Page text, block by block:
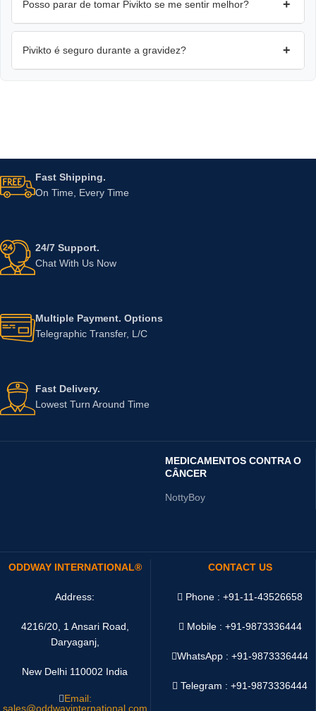
Posso parar de tomar Pivikto se me sentir melhor? +
Pivikto é seguro durante a gravidez? +
Fast Shipping.
On Time, Every Time
24/7 Support.
Chat With Us Now
Multiple Payment. Options
Telegraphic Transfer, L/C
Fast Delivery.
Lowest Turn Around Time
MEDICAMENTOS CONTRA O
CÂNCER
NottyBoy
ODDWAY INTERNATIONAL®
Address:
4216/20, 1 Ansari Road,
Daryaganj,
New Delhi 110002 India
Email:
sales@oddwayinternational.com
CONTACT US
Phone : +91-11-43526658
Mobile : +91-9873336444
WhatsApp :+91-9873336444
Telegram : +91-9873336444